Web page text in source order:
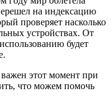
на индексацию
проверяет насколько
устройствах. От
будет
этот момент при
что можем помочь